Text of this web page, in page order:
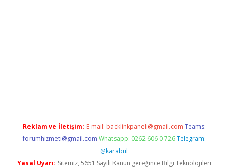
Reklam ve İletişim: E-mail: backlinkpaneli@gmail.com Teams:
forumhizmeti@gmail.com Whatsapp: 0262 606 0 726 Telegram:
@karabul
Yasal Uyarı: Sitemiz, 5651 Sayılı Kanun gereğince Bilgi Teknolojileri